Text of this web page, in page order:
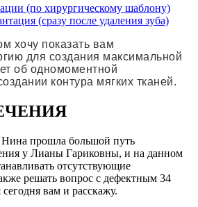
(по хирургическому шаблону)
(сразу после удаления зуба)
хочу показать вам
для создания максимальной
об одномоментной
контура мягких тканей.
прошла большой путь
у Лианы Гариковны, и на данном
отсутствующие
решать вопрос с дефектным 34
вам и расскажу.